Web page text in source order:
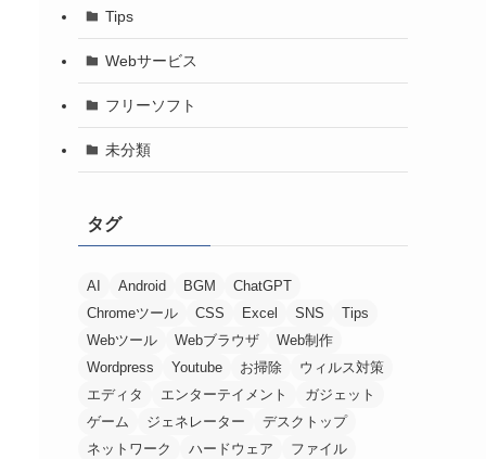
Tips
Webサービス
フリーソフト
未分類
タグ
AI Android BGM
ChatGPT
Chromeツール
CSS Excel SNS
Tips
Webツール
Webブラウザ
Web制作
Wordpress
Youtube お掃除
ウィルス対策
エディタ
エンターテイメント
ガジェット
ゲーム
ジェネレーター
デスクトップ
ネットワーク
ハードウェア
ファイル